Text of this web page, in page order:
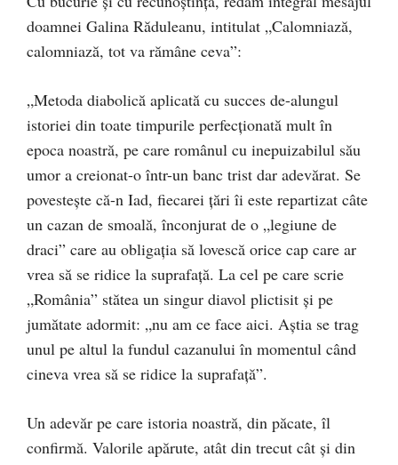
doamnei Galina Răduleanu, intitulat „Calomniază,
calomniază, tot va rămâne ceva”:
„Metoda diabolică aplicată cu succes de-alungul
istoriei din toate timpurile perfecționată mult în
epoca noastră, pe care românul cu inepuizabilul său
umor a creionat-o într-un banc trist dar adevărat. Se
povestește că-n Iad, fiecarei țări îi este repartizat câte
un cazan de smoală, înconjurat de o „legiune de
draci” care au obligația să lovescă orice cap care ar
vrea să se ridice la suprafață. La cel pe care scrie
„România” stătea un singur diavol plictisit și pe
jumătate adormit: „nu am ce face aici. Aștia se trag
unul pe altul la fundul cazanului în momentul când
cineva vrea să se ridice la suprafață”.
Un adevăr pe care istoria noastră, din păcate, îl
confirmă. Valorile apărute, atât din trecut cât și din